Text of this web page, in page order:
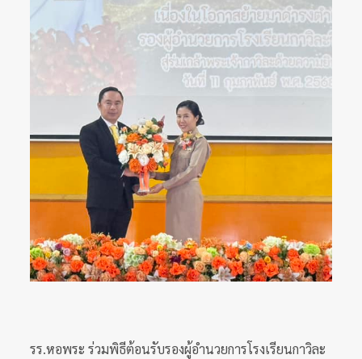
รร.หอพระ ร่วมพิธีต้อนรับรองผู้อำนวยการโรงเรียนกาวิละ